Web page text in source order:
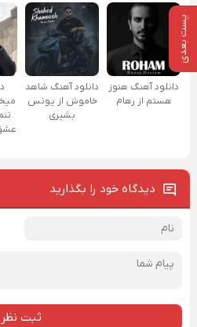
پست بعدی
دانلود آهنگ هنوز
هستم از رهام
دانلود آهنگ شاهد
خاموش از یونس
بشیری
دیدگاه خود را بگذارید
ثبت نظر